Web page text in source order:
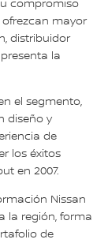
compromiso
mayor
distribuidor
la
el segmento,
diseño y
de
los éxitos
en 2007.
Nissan
la región, forma
de